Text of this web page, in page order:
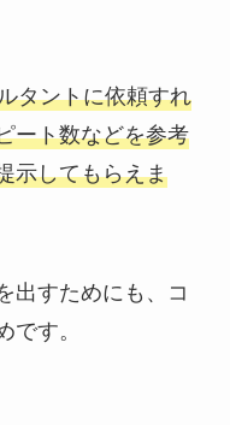
タントに依頼すれ
ート数などを参考
示してもらえま
出すためにも、コ
です。